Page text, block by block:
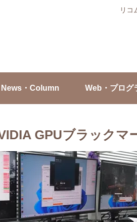
リコ
News・Column Web・プログ
GPUブラックマ